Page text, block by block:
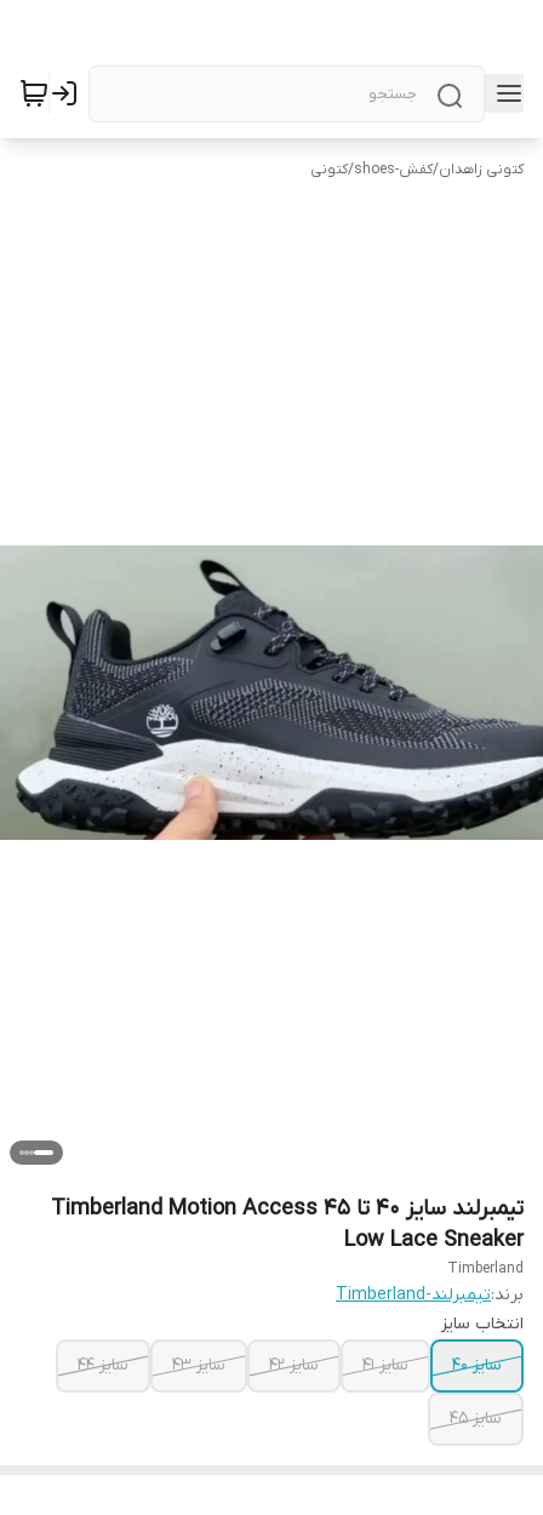
کتونی زاهدان/کفش-shoes /کتونی
تیمبرلند سایز ۴۰ تا ۴۵ Timberland Motion Access
Low Lace Sneaker
Timberland
برند:تیمبرلند-Timberland
انتخاب سایز
سایز ۴۰
سایز ۴۱ سایز ۴۲ سایز ۴۳ سایز ۴۴
سایز ۴۵